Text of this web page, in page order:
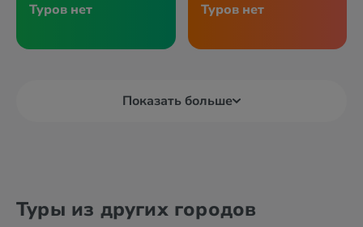
Туров нет Туров нет
Показать больше
Туры из других городов